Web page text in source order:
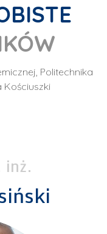
Politechnika
Kościuszki